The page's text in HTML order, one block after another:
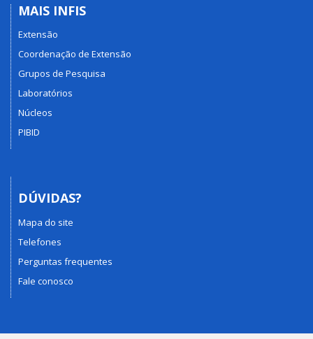
MAIS INFIS
Extensão
Coordenação de Extensão
Grupos de Pesquisa
Laboratórios
Núcleos
PIBID
DÚVIDAS?
Mapa do site
Telefones
Perguntas frequentes
Fale conosco